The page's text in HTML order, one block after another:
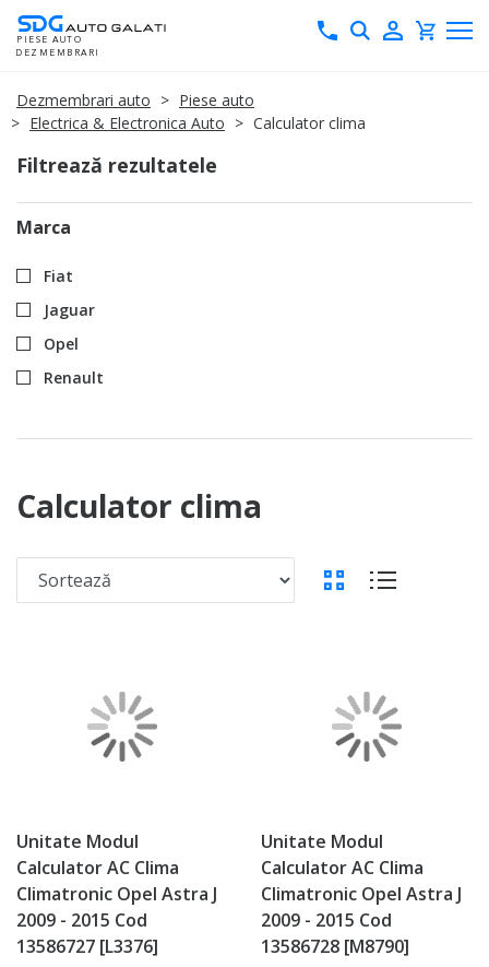
Toggle Search
Skip
to
PIESE AUTO
DEZMEMBRARI
Dezmembrari auto
Piese auto
Electrica & Electronica Auto
Calculator clima
Filtrează rezultatele
Marca
Fiat
Jaguar
Opel
Renault
Calculator clima
Vezi ca
GalerieListă
Unitate Modul
Calculator AC Clima
Climatronic Opel Astra J
2009 - 2015 Cod
13586727 [L3376]
Unitate Modul
Calculator AC Clima
Climatronic Opel Astra J
2009 - 2015 Cod
13586728 [M8790]